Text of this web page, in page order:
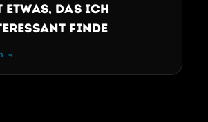
etwas, das ich
finde
→